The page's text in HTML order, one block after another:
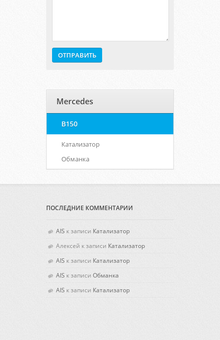
Mercedes
B150
Катализатор
Обманка
ПОСЛЕДНИЕ КОММЕНТАРИИ
AIS к записи Катализатор
Алексей к записи Катализатор
AIS к записи Катализатор
AIS к записи Обманка
AIS к записи Катализатор